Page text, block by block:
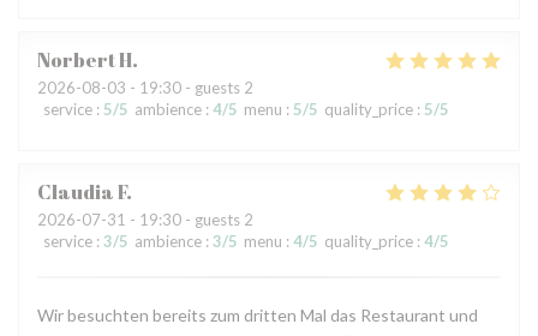
NorbertH
2026-08-03 - 19:30 - guests 2
service : 5/5 ambience : 4/5 menu : 5/5 quality_price : 5/5
ClaudiaF
2026-07-31 - 19:30 - guests 2
service : 3/5 ambience : 3/5 menu : 4/5 quality_price : 4/5
Wir besuchten bereits zum dritten Mal das Restaurant und